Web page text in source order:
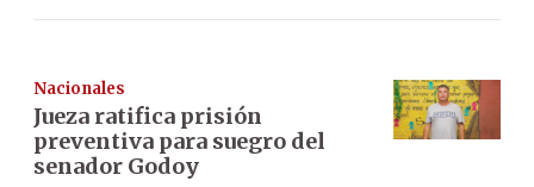
Nacionales
Jueza ratifica prisión
preventiva para suegro del
senador Godoy